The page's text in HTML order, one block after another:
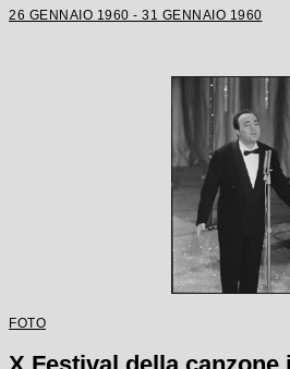
26 GENNAIO 1960 - 31 GENNAIO 1960
FOTO